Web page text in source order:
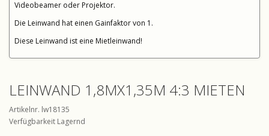
Videobeamer oder Projektor.
Die Leinwand hat einen Gainfaktor von 1.
Diese Leinwand ist eine Mietleinwand!
LEINWAND 1,8MX1,35M 4:3 MIETEN
Artikelnr. lw18135
Verfügbarkeit Lagernd